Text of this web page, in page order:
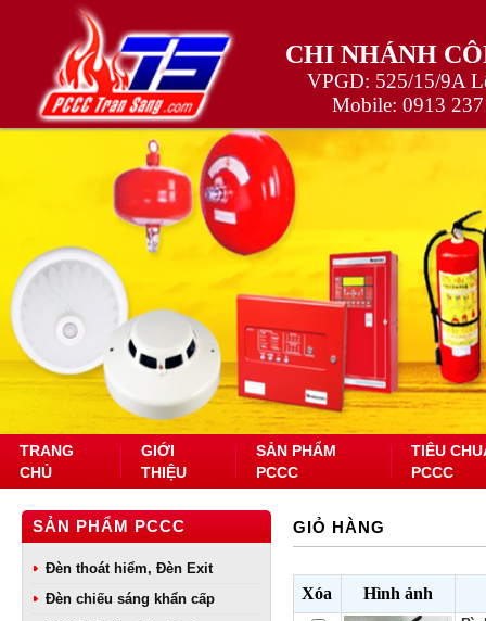
CHI NHÁNH
VPGD: 525/15/9A
Mobile: 0913
TRANG
CHỦ
GIỚI
THIỆU
SẢN PHẨM
PCCC
TIÊU
PCCC
SẢN PHẨM PCCC
Đèn thoát hiểm, Đèn Exit
Đèn chiếu sáng khẩn cấp
GIỎ HÀNG
Xóa Hình ảnh